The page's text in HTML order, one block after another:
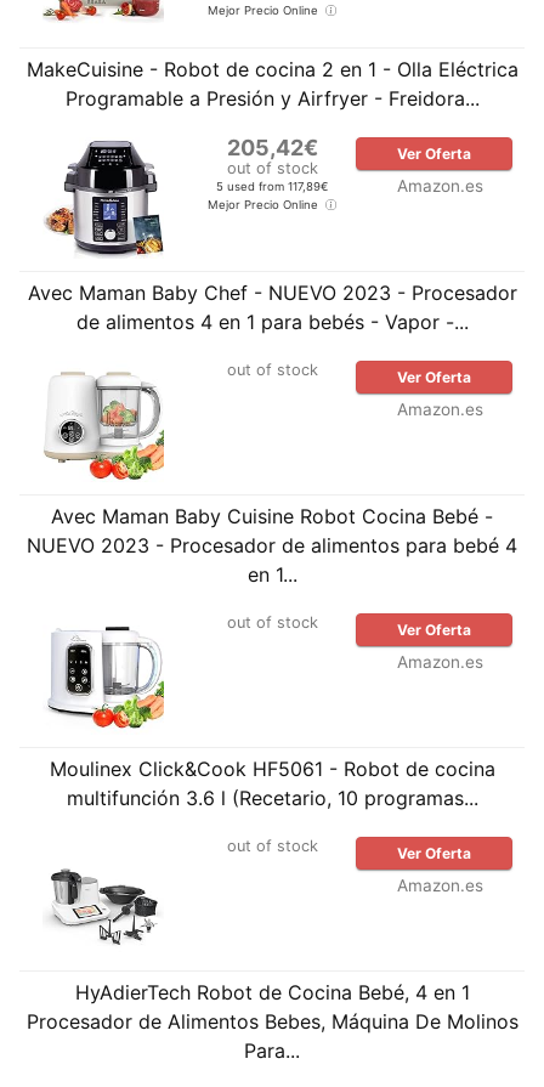
Mejor Precio Online
MakeCuisine - Robot de cocina 2 en 1 - Olla Eléctrica
Programable a Presión y Airfryer - Freidora...
205,42€
out of stock
5 used from 117,89€
Mejor Precio Online
Ver Oferta
Amazon.es
Avec Maman Baby Chef - NUEVO 2023 - Procesador
de alimentos 4 en 1 para bebés - Vapor -...
out of stock Ver Oferta
Amazon.es
Avec Maman Baby Cuisine Robot Cocina Bebé -
NUEVO 2023 - Procesador de alimentos para bebé 4
en 1...
out of stock Ver Oferta
Amazon.es
Moulinex Click&Cook HF5061 - Robot de cocina
multifunción 3.6 l (Recetario, 10 programas...
out of stock Ver Oferta
Amazon.es
HyAdierTech Robot de Cocina Bebé, 4 en 1
Procesador de Alimentos Bebes, Máquina De Molinos
Para...